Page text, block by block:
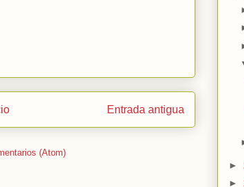
Entrada antigua
(Atom)
►
►